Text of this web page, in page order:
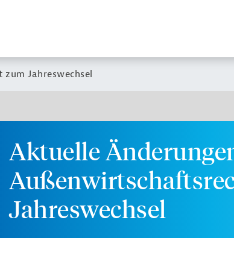
Jahreswechsel
Aktuelle
Jahreswechsel